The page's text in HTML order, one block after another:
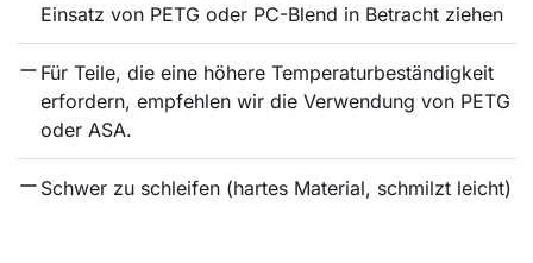
Einsatz von PETG oder PC-Blend in Betracht ziehen
Für Teile, die eine höhere Temperaturbeständigkeit
erfordern, empfehlen wir die Verwendung von PETG
oder ASA.
Schwer zu schleifen (hartes Material, schmilzt leicht)